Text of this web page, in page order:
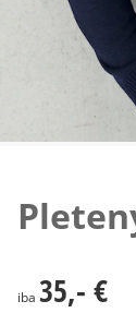
35,- €
iba 35,- €